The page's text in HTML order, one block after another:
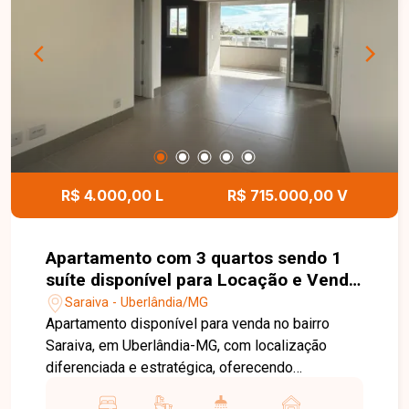
para quem busca conforto, espaço e localização
privilegiada em Uberlândia-MG. Entre em contato
para mais informações e agende uma visita para
conhecer este imóvel disponível para locação e
R$ 4.000,00 L R$ 715.000,00 V
Apartamento com 3 quartos sendo 1
suíte disponível para Locação e Venda
no bairro Saraiva em Uberlândia-MG
Saraiva - Uberlândia/MG
Apartamento disponível para venda no bairro
Saraiva, em Uberlândia-MG, com localização
diferenciada e estratégica, oferecendo